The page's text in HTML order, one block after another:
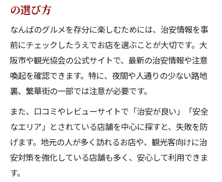
の選び方
なんばのグルメを存分に楽しむためには、治安情報を事
前にチェックしたうえでお店を選ぶことが大切です。大
阪市や観光協会の公式サイトで、最新の治安情報や注意
喚起を確認できます。特に、夜間や人通りの少ない路地
裏、繁華街の一部では注意が必要です。
また、口コミやレビューサイトで「治安が良い」「安全
なエリア」とされている店舗を中心に探すと、失敗を防
げます。地元の人が多く訪れるお店や、観光客向けに治
安対策を強化している店舗も多く、安心して利用できま
す。